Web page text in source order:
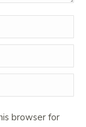
browser for